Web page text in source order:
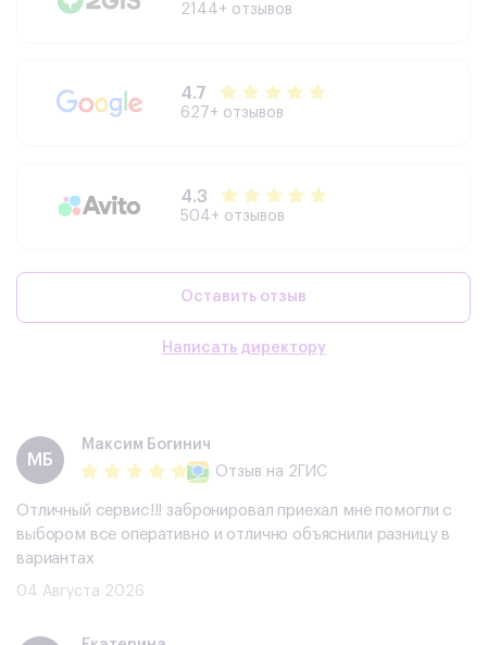
2144+ отзывов
4.7
627+ отзывов
4.3
504+ отзывов
Оставить отзыв
Написать директору
МБ
Максим Богинич
Отзыв на 2ГИС
Отличный сервис!!! забронировал приехал мне помогли с
выбором все оперативно и отлично объяснили разницу в
вариантах
04 Августа 2026